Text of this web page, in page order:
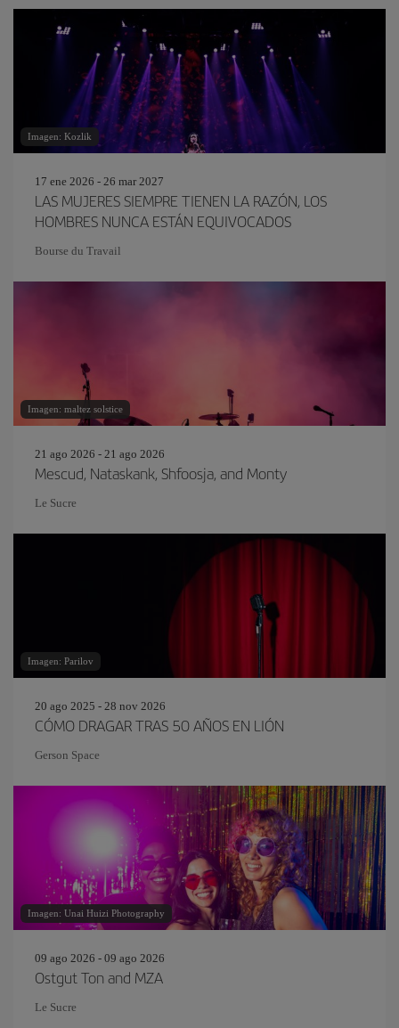
Imagen: Kozlik
17 ene 2026 - 26 mar 2027
LAS MUJERES SIEMPRE TIENEN LA RAZÓN, LOS
HOMBRES NUNCA ESTÁN EQUIVOCADOS
Bourse du Travail
Imagen: maltez solstice
21 ago 2026 - 21 ago 2026
Mescud, Nataskank, Shfoosja, and Monty
Le Sucre
Imagen: Parilov
20 ago 2025 - 28 nov 2026
CÓMO DRAGAR TRAS 50 AÑOS EN LIÓN
Gerson Space
Imagen: Unai Huizi Photography
09 ago 2026 - 09 ago 2026
Ostgut Ton and MZA
Le Sucre